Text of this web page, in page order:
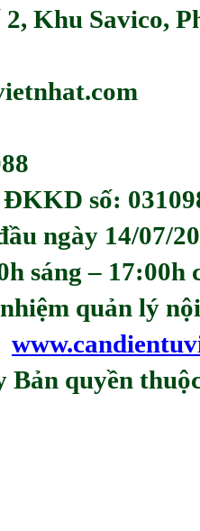
Khu Savico,
số:
ngày 14/07/
sáng – 17:00h
quản lý
Bản quyền